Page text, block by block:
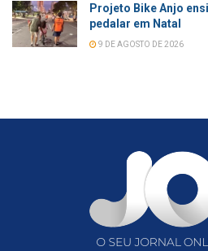
Projeto Bike Anjo
pedalar em Natal
9 DE AGOSTO DE 2026